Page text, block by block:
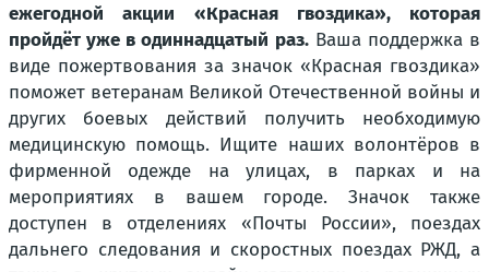
ежегодной акции «Красная гвоздика», которая
пройдёт уже в одиннадцатый раз.Ваша поддержка в
виде пожертвования за значок «Красная гвоздика»
поможет ветеранам Великой Отечественной войны и
других боевых действий получить необходимую
медицинскую помощь. Ищите наших волонтёров в
фирменной одежде на улицах, в парках и на
мероприятиях в вашем городе. Значок также
доступен в отделениях «Почты России», поездах
дальнего следования и скоростных поездах РЖД, а